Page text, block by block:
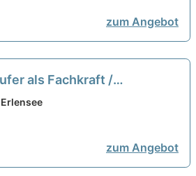
zum Angebot
als Fachkraft /
Frischetheke
Erlensee
zum Angebot